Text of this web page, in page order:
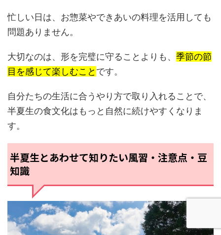
忙しい日は、お惣菜やできあいの料理を活用しても
問題ありません。
大切なのは、形を完璧に守ることよりも、 季節の節
目を感じて楽しむこと です。
自分たちの生活に合うやり方で取り入れることで、
半夏生の食文化はもっと自然に続けやすくなりま
す。
半夏生とあわせて知りたい風習・注意点・豆
知識